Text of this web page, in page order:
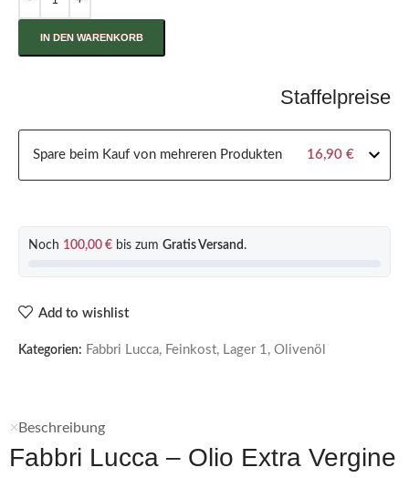
IN DEN WARENKORB
Staffelpreise
Spare beim Kauf von mehreren Produkten 16,90 €
Noch 100,00 € bis zum Gratis Versand .
Add to wishlist
Kategorien: Fabbri Lucca, Feinkost, Lager 1, Olivenöl
Beschreibung
Fabbri Lucca – Olio Extra Vergine